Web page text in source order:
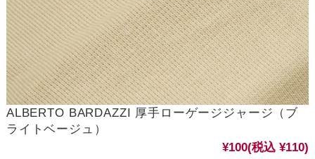
ALBERTO BARDAZZI 厚手ローゲージジャージ（ブ
ライトベージュ）
¥100(税込 ¥110)